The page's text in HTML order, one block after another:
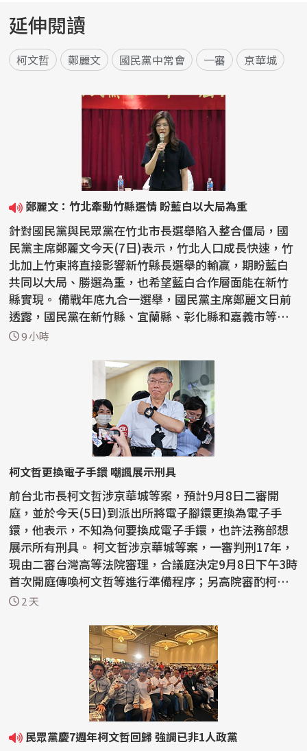
延伸閱讀
柯文哲 鄭麗文 國民黨中常會 一審 京華城
鄭麗文：竹北牽動竹縣選情 盼藍白以大局為重
針對國民黨與民眾黨在竹北市長選舉陷入整合僵局，國
民黨主席鄭麗文今天(7日)表示，竹北人口成長快速，竹
北加上竹東將直接影響新竹縣長選舉的輸贏，期盼藍白
共同以大局、勝選為重，也希望藍白合作層面能在新竹
縣實現。 備戰年底九合一選舉，國民黨主席鄭麗文日前
透露，國民黨在新竹縣、宜蘭縣、彰化縣和嘉義市等縣
市長...
9 小時
柯文哲更換電子手鐶 嘲諷展示刑具
前台北市長柯文哲涉京華城等案，預計9月8日二審開
庭，並於今天(5日)到派出所將電子腳鐶更換為電子手
鐶，他表示，不知為何要換成電子手鐶，也許法務部想
展示所有刑具。 柯文哲涉京華城等案，一審判刑17年，
現由二審台灣高等法院審理，合議庭決定9月8日下午3時
首次開庭傳喚柯文哲等進行準備程序；另高院審酌柯文
哲監控期...
2 天
民眾黨慶7週年柯文哲回歸 強調已非1人政黨